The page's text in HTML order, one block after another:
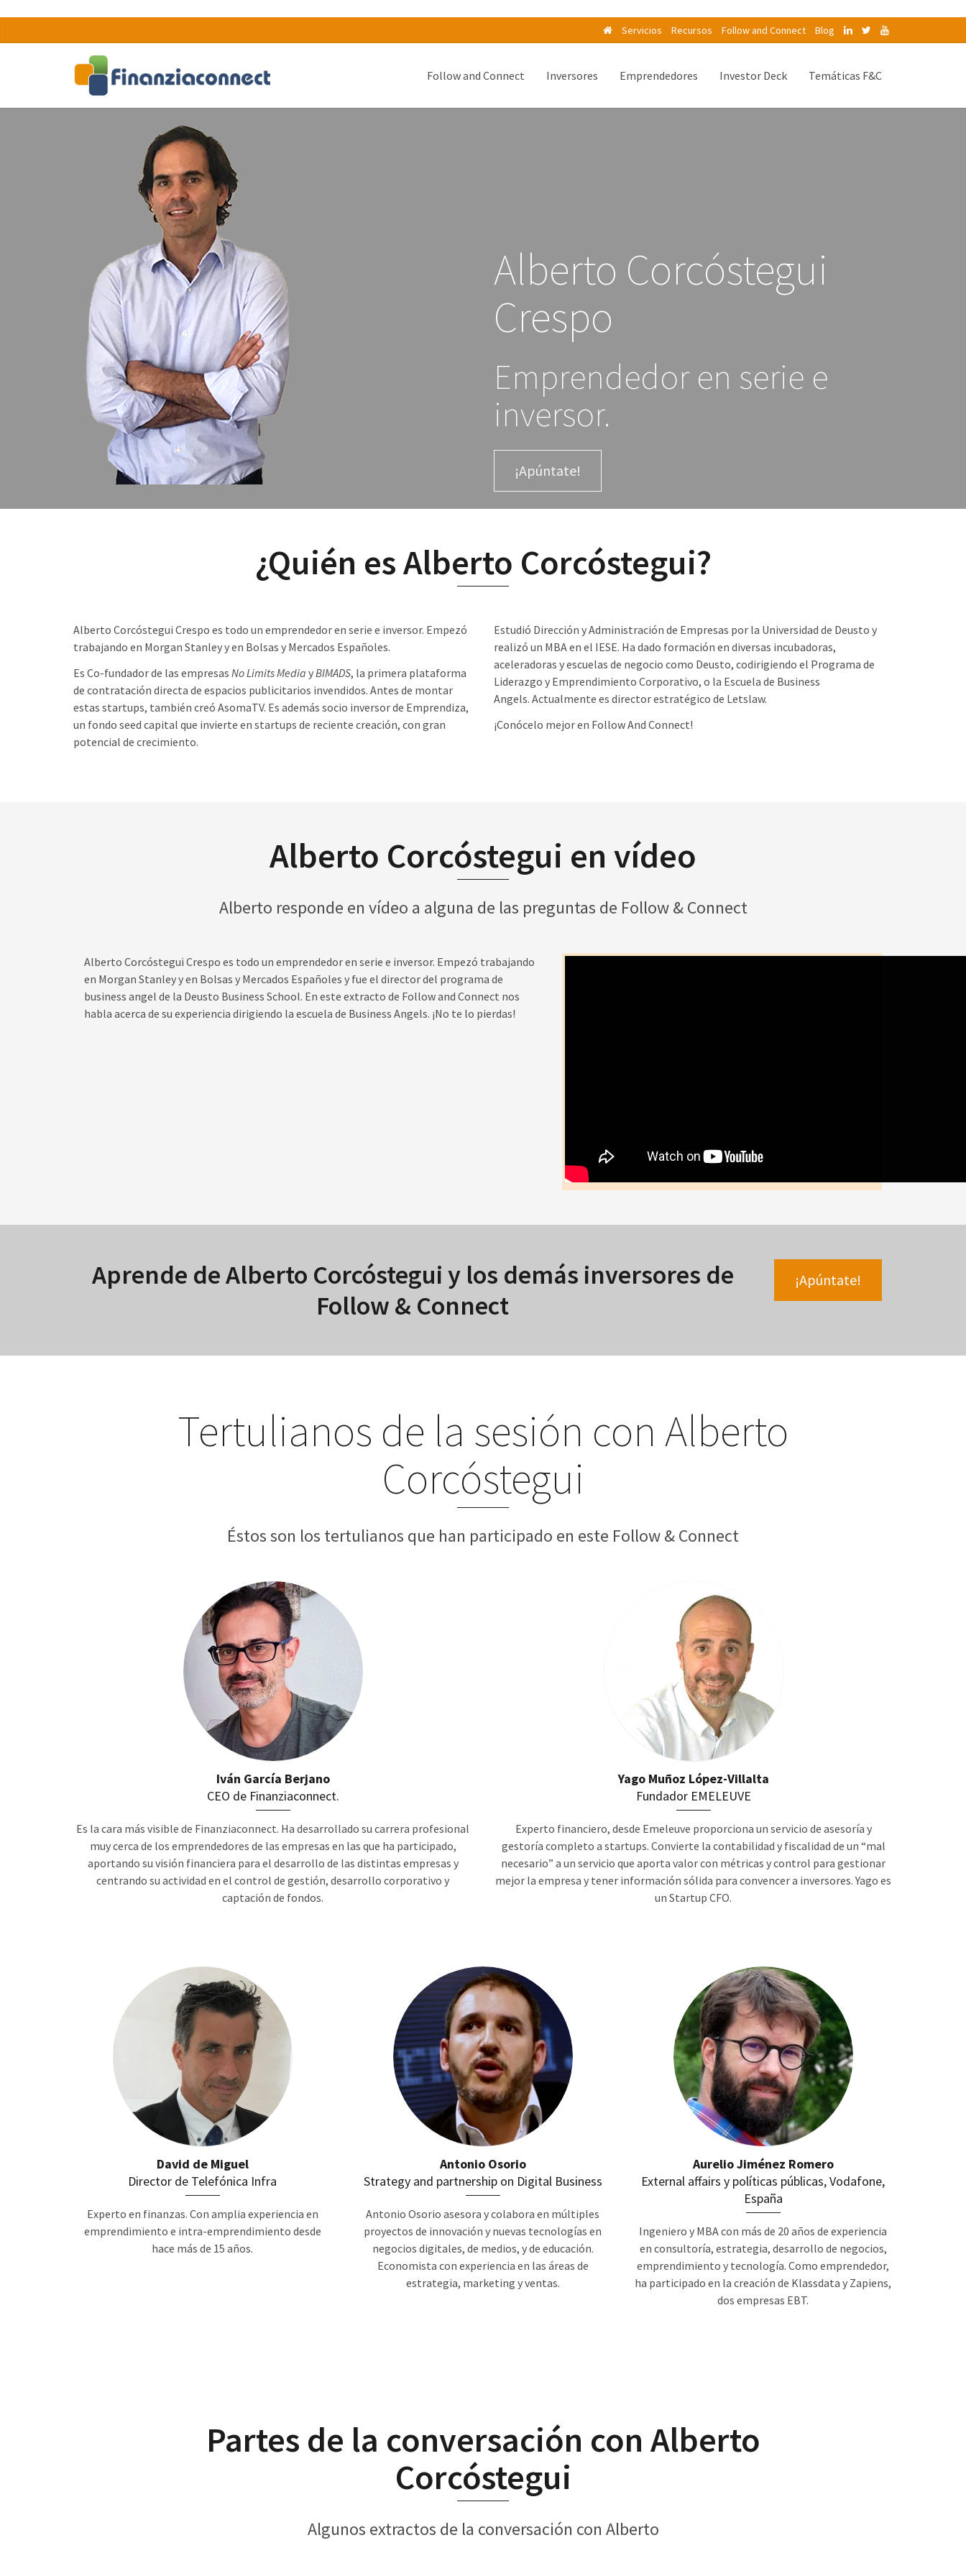
Servicios Recursos Follow and Connect Blog
Follow and Connect Inversores Emprendedores Investor Deck Temáticas F&C
Alberto Corcóstegui
Crespo
Emprendedor en serie e
inversor.
¡Apúntate!
¿Quién es Alberto Corcóstegui?
Alberto Corcóstegui Crespo es todo un emprendedor en serie e inversor. Empezó
trabajando en Morgan Stanley y en Bolsas y Mercados Españoles.
Es Co-fundador de las empresas No Limits Media yBIMADS, la primera plataforma
de contratación directa de espacios publicitarios invendidos. Antes de montar
estas startups, también creó AsomaTV. Es además socio inversor de Emprendiza,
un fondo seed capital que invierte en startups de reciente creación, con gran
potencial de crecimiento.
Estudió Dirección y Administración de Empresas por la Universidad de Deusto y
realizó un MBA en el IESE. Ha dado formación en diversas incubadoras,
aceleradoras y escuelas de negocio como Deusto, codirigiendo el Programa de
Liderazgo y Emprendimiento Corporativo, o la Escuela de Business
Angels. Actualmente es director estratégico de Letslaw.
¡Conócelo mejor en Follow And Connect!
Alberto Corcóstegui en vídeo
Alberto responde en vídeo a alguna de las preguntas de Follow & Connect
Alberto Corcóstegui Crespo es todo un emprendedor en serie e inversor. Empezó trabajando
en Morgan Stanley y en Bolsas y Mercados Españoles y fue el director del programa de
business angel de la Deusto Business School. En este extracto de Follow and Connect nos
habla acerca de su experiencia dirigiendo la escuela de Business Angels. ¡No te lo pierdas!
Aprende de Alberto Corcóstegui y los demás inversores de
Follow & Connect
¡Apúntate!
Tertulianos de la sesión con Alberto
Corcóstegui
Éstos son los tertulianos que han participado en este Follow & Connect
Iván García Berjano
CEO de Finanziaconnect.
Es la cara más visible de Finanziaconnect. Ha desarrollado su carrera profesional
muy cerca de los emprendedores de las empresas en las que ha participado,
aportando su visión financiera para el desarrollo de las distintas empresas y
centrando su actividad en el control de gestión, desarrollo corporativo y
captación de fondos.
Yago Muñoz López-Villalta
Fundador EMELEUVE
Experto financiero, desde Emeleuve proporciona un servicio de asesoría y
gestoría completo a startups. Convierte la contabilidad y fiscalidad de un “mal
necesario” a un servicio que aporta valor con métricas y control para gestionar
mejor la empresa y tener información sólida para convencer a inversores. Yago es
un Startup CFO.
David de Miguel
Director de Telefónica Infra
Experto en finanzas. Con amplia experiencia en
emprendimiento e intra-emprendimiento desde
hace más de 15 años.
Antonio Osorio
Strategy and partnership on Digital Business
Antonio Osorio asesora y colabora en múltiples
proyectos de innovación y nuevas tecnologías en
negocios digitales, de medios, y de educación.
Economista con experiencia en las áreas de
estrategia, marketing y ventas.
Aurelio Jiménez Romero
External affairs y políticas públicas, Vodafone,
España
Ingeniero y MBA con más de 20 años de experiencia
en consultoría, estrategia, desarrollo de negocios,
emprendimiento y tecnología. Como emprendedor,
ha participado en la creación de Klassdata y Zapiens,
dos empresas EBT.
Partes de la conversación con Alberto
Corcóstegui
Algunos extractos de la conversación con Alberto